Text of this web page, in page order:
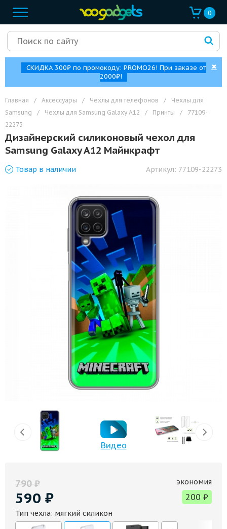
0
СКИДКА 300₽ по промокоду: PROMO26! При заказе от
2000₽!
✖
Главная / Аксессуары / Чехлы для телефонов /
Чехлы для
Samsung
/ Чехлы для Samsung Galaxy A12 / Принты /
77109-
22273
Дизайнерский силиконовый чехол для
Samsung Galaxy A12 Майнкрафт
Видео
Товар в наличии Артикул: 77109-22273
790₽
590 ₽
экономия
200 ₽
Тип чехла: мягкий силикон